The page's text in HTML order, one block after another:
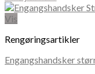
varesiden
Vis
Rengøringsartikler
Engangshandsker